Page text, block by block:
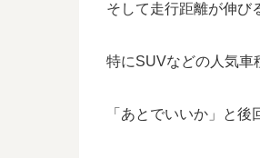
そして走行距離が伸び
特にSUVなどの人気車
「あとでいいか」と後